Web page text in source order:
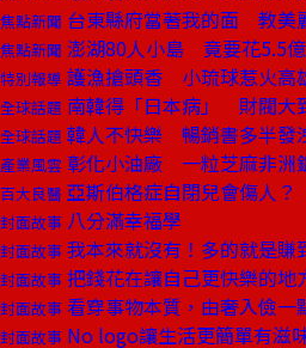
焦點新聞 台東縣府當著我的面 教美
焦點新聞 澎湖80人小島 竟要花5.5億
特別報導 護漁搶頭香 小琉球惹火高
全球話題 南韓得「日本病」 財閥大
全球話題 韓人不快樂 暢銷書多半發
產業風雲 彰化小油廠 一粒芝麻非洲
百大良醫 亞斯伯格症自閉兒會傷人？
封面故事 八分滿幸福學
封面故事 我本來就沒有！多的就是賺
封面故事 把錢花在讓自己更快樂的地
封面故事 看穿事物本質，由奢入儉一
封面故事 No logo讓生活更簡單有滋